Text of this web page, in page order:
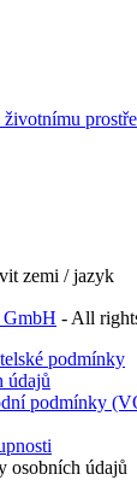
zemi / jazyk
GmbH - All
podmínky
údajů
podmínky
osobních údajů